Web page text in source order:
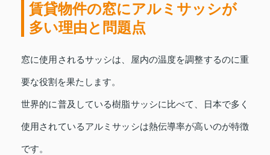
賃貸物件の窓にアルミサッシが
多い理由と問題点
窓に使用されるサッシは、屋内の温度を調整するのに重
要な役割を果たします。
世界的に普及している樹脂サッシに比べて、日本で多く
使用されているアルミサッシは熱伝導率が高いのが特徴
です。